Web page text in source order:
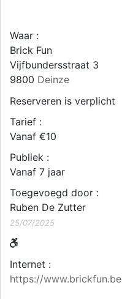
Waar :
Brick Fun
Vijfbundersstraat 3
9800 Deinze
Reserveren is verplicht
Tarief :
Vanaf €10
Publiek :
Vanaf 7 jaar
Toegevoegd door :
Ruben De Zutter
25/07/2025
Internet :
https://www.brickfun.be